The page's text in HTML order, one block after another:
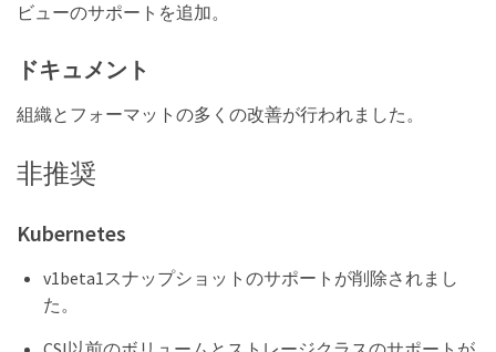
ビューのサポートを追加。
ドキュメント
組織とフォーマットの多くの改善が行われました。
非推奨
Kubernetes
v1beta1スナップショットのサポートが削除されまし
た。